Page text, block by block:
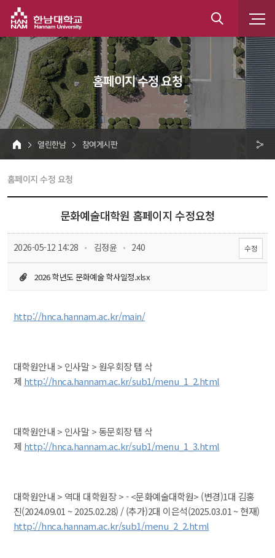
통
홈페이지 수정 요청
HOME
열린한남 참여게시판
유
홈페이지 수정 요청
문화예술대학원 홈페이지 수정요청
2026-05-12 14:28 김정윤 240 수정
2026 학년도 문화예술 학사일정.xlsx
http://hnca.hannam.ac.kr/main/
대학원안내 > 인사말 > 원우회장 탭 삭
제 http://hnca.hannam.ac.kr/sub1/menu_1_2.html
대학원안내 > 인사말 > 동문회장 탭 삭
제 http://hnca.hannam.ac.kr/sub1/menu_1_3.html
대학원안내 > 역대 대학원장 > - <문화예술대학원> (변경)1대 김홍
진(2024.09.01 ~ 2025.02.28) / (추가)2대 이은석(2025.03.01 ~ 현재)
http://hnca.hannam.ac.kr/sub1/menu_2_2.html